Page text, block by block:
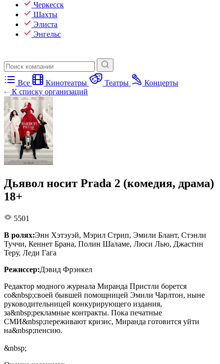
Черкесск
Шахты
Элиста
Энгельс
Все Кинотеатры Театры
Концерты
К списку организаций
Дьявол носит Prada 2 (комедия, драма)
18+
5501
В ролях:Энн Хэтэуэй, Мэрил Стрип, Эмили Блант, Стэнли
Туччи, Кеннет Брана, Полин Шаламе, Люси Лью, Джастин
Теру, Леди Гага
Режиссер:Дэвид Фрэнкел
Редактор модного журнала Миранда Пристли борется
со&nbsp;своей бывшей помощницей Эмили Чарлтон, ныне
руководительницей конкурирующего издания,
за&nbsp;рекламные контракты. Пока печатные
СМИ&nbsp;переживают кризис, Миранда готовится уйти
на&nbsp;пенсию.
&nbsp;